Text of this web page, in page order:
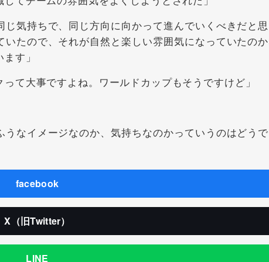
気持ちで、同じ方向に向かって進んでいくべきだと
たので、それが自然と楽しい雰囲気になっていたの
す」
て大事ですよね。ワールドカップもそうですけど」
なイメージなのか、気持ちなのかっていうのはどう
facebook
X（旧Twitter）
LINE